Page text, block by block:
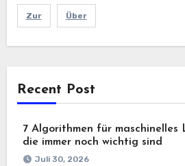
Zur Über
Recent Post
7 Algorithmen für maschinelles
die immer noch wichtig sind
Juli 30, 2026